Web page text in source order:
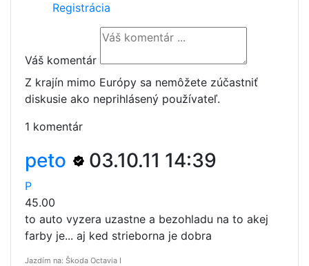
Registrácia
Váš komentár
Z krajín mimo Európy sa nemôžete zúčastniť
diskusie ako neprihlásený používateľ.
1 komentár
peto 03.10.11 14:39
P
45.00
to auto vyzera uzastne a bezohladu na to akej
farby je... aj ked strieborna je dobra
Jazdím na: Škoda Octavia I